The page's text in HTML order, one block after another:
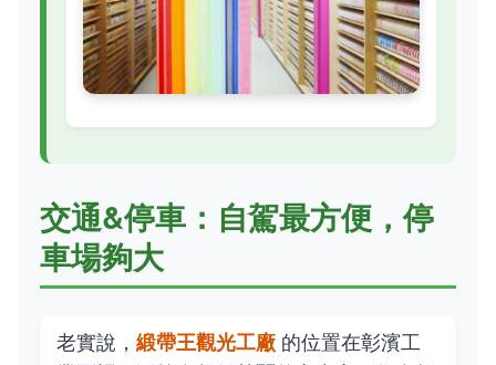
交通&停車：自駕最方便，停
車場夠大
老實說， 緞帶王觀光工廠 的位置在彰濱工